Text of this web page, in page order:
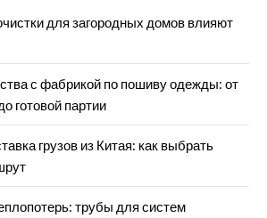
для загородных домов влияют
с фабрикой по пошиву одежды: от
готовой партии
грузов из Китая: как выбрать
трубы для систем